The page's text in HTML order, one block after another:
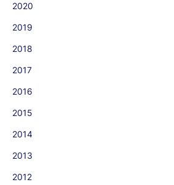
2020
2019
2018
2017
2016
2015
2014
2013
2012